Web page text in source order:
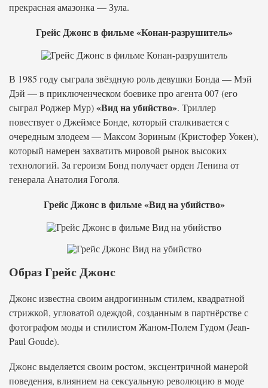
прекрасная амазонка — Зула.
Грейс Джонс в фильме «Конан-разрушитель»
В 1985 году сыграла звёздную роль девушки Бонда — Мэй
Дэй — в приключенческом боевике про агента 007 (его
сыграл Роджер Мур)«Вид на убийство». Триллер
повествует о Джеймсе Бонде, который сталкивается с
очередным злодеем — Максом Зориным (Кристофер Уокен),
который намерен захватить мировой рынок высоких
технологий. За героизм Бонд получает орден Ленина от
генерала Анатолия Гоголя.
Грейс Джонс в фильме «Вид на убийство»
Образ Грейс Джонс
Джонс известна своим андрогинным стилем, квадратной
стрижкой, угловатой одеждой, созданным в партнёрстве с
фотографом моды и стилистом Жаном-Полем Гудом (Jean-
Paul Goude).
Джонс выделяется своим ростом, эксцентричной манерой
поведения, влиянием на сексуальную революцию в моде